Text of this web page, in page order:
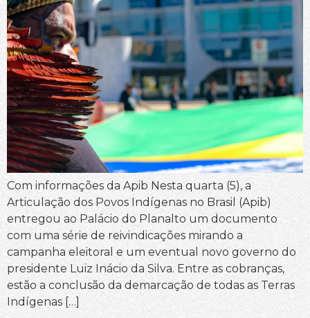
Com informações da Apib Nesta quarta (5), a
Articulação dos Povos Indígenas no Brasil (Apib)
entregou ao Palácio do Planalto um documento
com uma série de reivindicações mirando a
campanha eleitoral e um eventual novo governo do
presidente Luiz Inácio da Silva. Entre as cobranças,
estão a conclusão da demarcação de todas as Terras
Indígenas […]